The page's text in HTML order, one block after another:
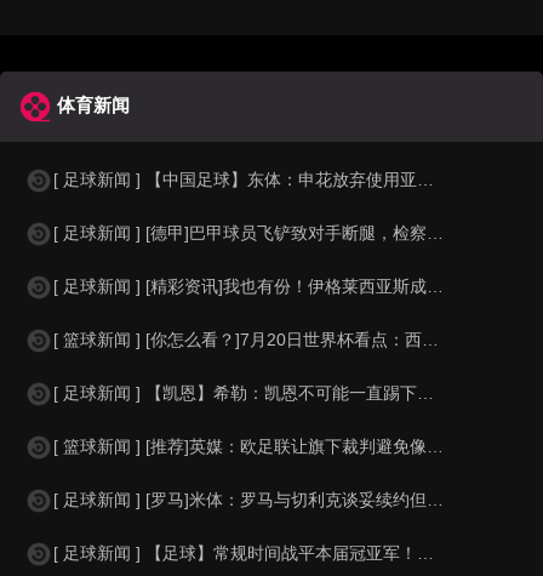
体育新闻
[ 足球新闻 ] 【中国足球】东体：申花放弃使用亚冠专属外援，将以五外援征战亚
[ 足球新闻 ] [德甲]巴甲球员飞铲致对手断腿，检察官要求该球员在伤者缺战期
[ 足球新闻 ] [精彩资讯]我也有份！伊格莱西亚斯成塞尔塔队史首位世界杯冠军
[ 篮球新闻 ] [你怎么看？]7月20日世界杯看点：西班牙强势夺杯 足坛新老
[ 足球新闻 ] 【凯恩】希勒：凯恩不可能一直踢下去，我担心英格兰队下届大赛谁
[ 篮球新闻 ] [推荐]英媒：欧足联让旗下裁判避免像世界杯一样，用VAR检测
[ 足球新闻 ] [罗马]米体：罗马与切利克谈妥续约但遭尤文截胡，马萨拉是关键
[ 足球新闻 ] 【足球】常规时间战平本届冠亚军！沃齐尼亚：世界杯让人们认识佛